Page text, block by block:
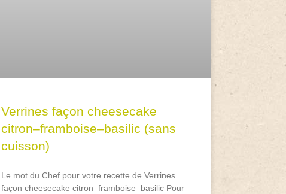
Verrines façon cheesecake
citron–framboise–basilic (sans
cuisson)
Le mot du Chef pour votre recette de Verrines
façon cheesecake citron–framboise–basilic Pour